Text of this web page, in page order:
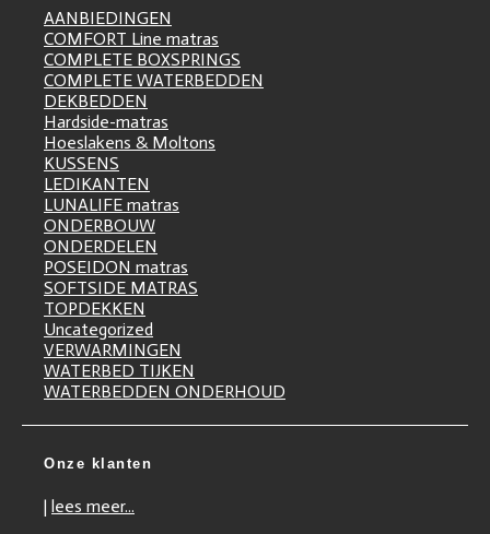
AANBIEDINGEN
COMFORT Line matras
COMPLETE BOXSPRINGS
COMPLETE WATERBEDDEN
DEKBEDDEN
Hardside-matras
Hoeslakens & Moltons
KUSSENS
LEDIKANTEN
LUNALIFE matras
ONDERBOUW
ONDERDELEN
POSEIDON matras
SOFTSIDE MATRAS
TOPDEKKEN
Uncategorized
VERWARMINGEN
WATERBED TIJKEN
WATERBEDDEN ONDERHOUD
Onze klanten
| lees meer...